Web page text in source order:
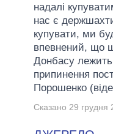
надалі
нас є
купувати, ми
впевнений, що
Донбасу
припинення
Порошенко
Сказано 29 грудня